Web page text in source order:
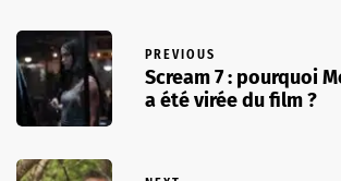
PREVIOUS
Scream 7 : pourquoi
a été virée du film ?